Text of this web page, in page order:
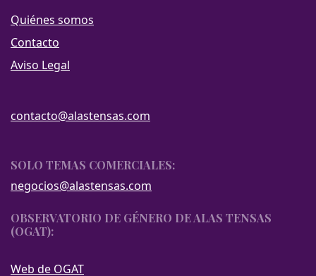
Quiénes somos
Contacto
Aviso Legal
contacto@alastensas.com
SOLO TEMAS COMERCIALES:
negocios@alastensas.com
OBSERVATORIO DE GÉNERO DE ALAS TENSAS
(OGAT):
Web de OGAT